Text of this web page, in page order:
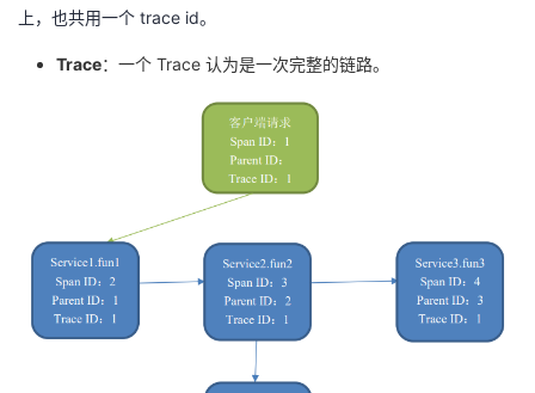
上，也共用一个 trace id。
Trace：一个 Trace 认为是一次完整的链路。